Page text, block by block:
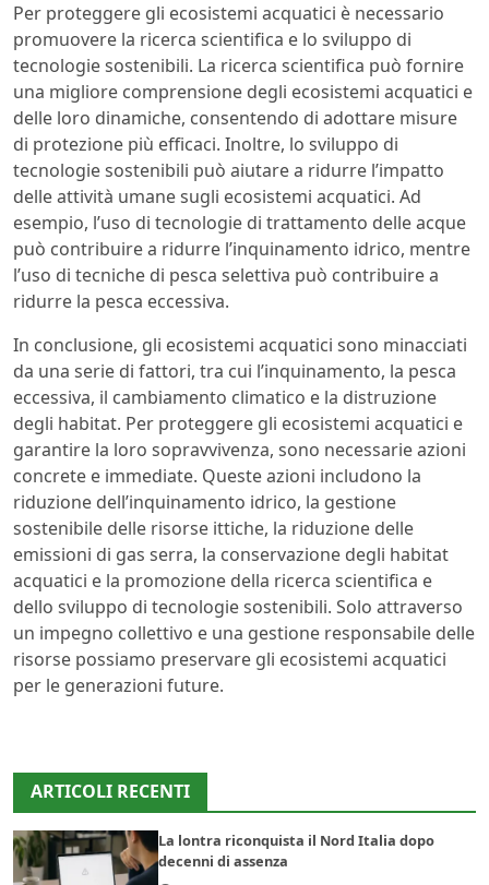
Per proteggere gli ecosistemi acquatici è necessario
promuovere la ricerca scientifica e lo sviluppo di
tecnologie sostenibili. La ricerca scientifica può fornire
una migliore comprensione degli ecosistemi acquatici e
delle loro dinamiche, consentendo di adottare misure
di protezione più efficaci. Inoltre, lo sviluppo di
tecnologie sostenibili può aiutare a ridurre l’impatto
delle attività umane sugli ecosistemi acquatici. Ad
esempio, l’uso di tecnologie di trattamento delle acque
può contribuire a ridurre l’inquinamento idrico, mentre
l’uso di tecniche di pesca selettiva può contribuire a
ridurre la pesca eccessiva.
In conclusione, gli ecosistemi acquatici sono minacciati
da una serie di fattori, tra cui l’inquinamento, la pesca
eccessiva, il cambiamento climatico e la distruzione
degli habitat. Per proteggere gli ecosistemi acquatici e
garantire la loro sopravvivenza, sono necessarie azioni
concrete e immediate. Queste azioni includono la
riduzione dell’inquinamento idrico, la gestione
sostenibile delle risorse ittiche, la riduzione delle
emissioni di gas serra, la conservazione degli habitat
acquatici e la promozione della ricerca scientifica e
dello sviluppo di tecnologie sostenibili. Solo attraverso
un impegno collettivo e una gestione responsabile delle
risorse possiamo preservare gli ecosistemi acquatici
per le generazioni future.
ARTICOLI RECENTI
La lontra riconquista il Nord Italia dopo
decenni di assenza